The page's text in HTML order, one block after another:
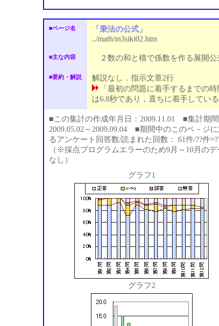
■ページ名
「乗法の公式」
../math/m3siki02.htm
■主な内容 ２数の和と積で係数を作る展開公
■要約・解説
解説なし．指示文章2行
「最初の問題に着手するまでの
は6.8秒であり，直ちに着手してい
■この集計の作成年月日：2009.11.01 ■集計期間
2009.05.02～2009.09.04 ■期間中のこのペ－ジ
るアンケート回答数/読まれた回数： 61件/??件
（※採点プログラムエラーのため9月～10月のデ
なし）
グラフ1
グラフ2